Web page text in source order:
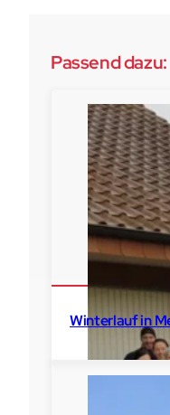
Passend dazu:
Winterlauf in